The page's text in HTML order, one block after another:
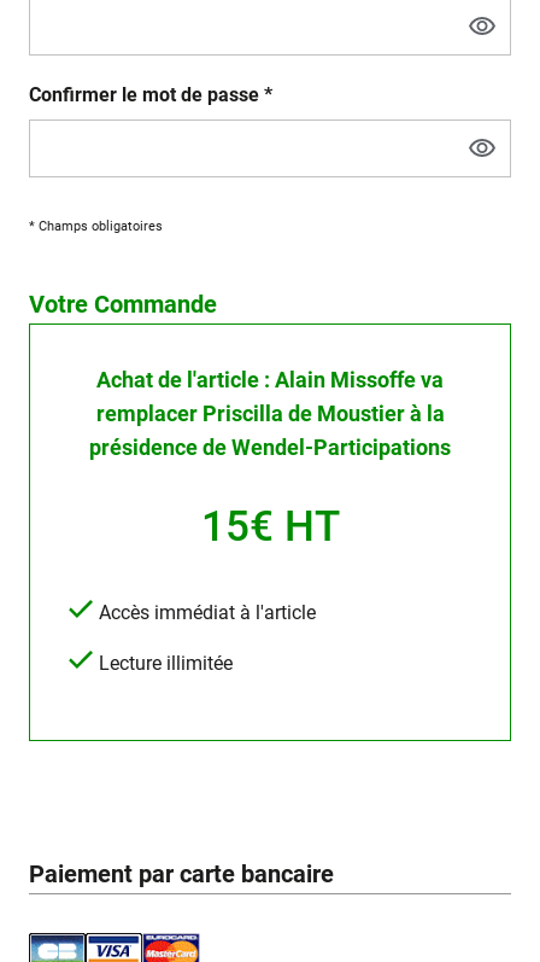
Confirmer le mot de passe *
* Champs obligatoires
Votre Commande
Achat de l'article : Alain Missoffe va
remplacer Priscilla de Moustier à la
présidence de Wendel-Participations
15€ HT
Accès immédiat à l'article
Lecture illimitée
Paiement par carte bancaire